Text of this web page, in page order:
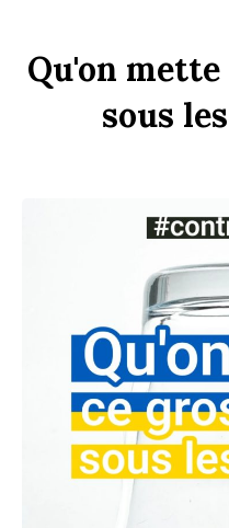
Qu'on mette
sous les